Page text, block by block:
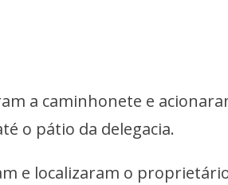
a caminhonete e
o pátio da delegacia.
e localizaram o